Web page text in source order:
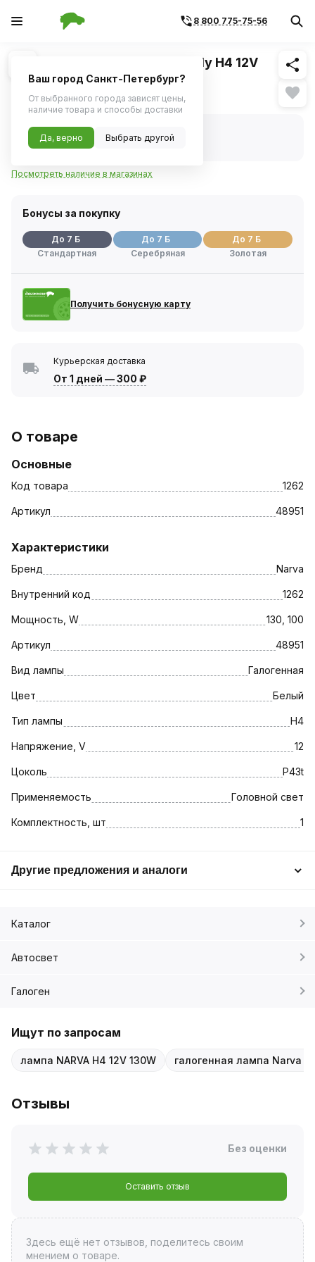
8 800 775-75-56
1/1 Похожие
Галогенная лампа NARVA Rally H4 12V
130/100W
Нет в наличии
Нет в наличии
Код товара:1262
Артикул:48951
Посмотреть наличие в магазинах
Бонусы за покупку
До 7 Б
Стандартная
До 7 Б
Серебряная
До 7 Б
Золотая
Получить бонусную карту
Курьерская доставка
От 1 дней —300 ₽
О товаре
Основные
Код товара 1262
Артикул 48951
Характеристики
Бренд Narva
Внутренний код 1262
Мощность, W 130, 100
Артикул 48951
Вид лампы Галогенная
Цвет Белый
Тип лампы H4
Напряжение, V 12
Цоколь P43t
Применяемость Головной свет
Комплектность, шт 1
Другие предложения и аналоги
Каталог
Автосвет
Галоген
Ищут по запросам
лампа NARVA H4 12V 130W галогенная лампа Narva
Отзывы
Без оценки
Оставить отзыв
Здесь ещё нет отзывов, поделитесь своим
мнением о товаре.
Ваш город Санкт-Петербург?
От выбранного города зависят цены,
наличие товара и способы доставки
Да, верно Выбрать другой